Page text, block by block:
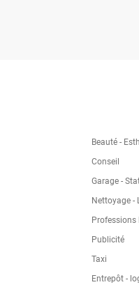
Beauté -
Conseil
Garage -
Nettoyage -
Professions
Publicité
Taxi
Entrepôt -